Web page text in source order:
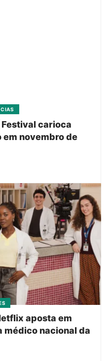
Festival carioca
em novembro de
aposta em
médico nacional da